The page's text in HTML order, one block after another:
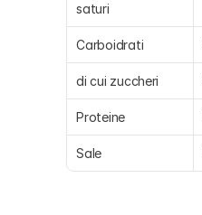
saturi
Carboidrati
di cui zuccheri
Proteine
Sale